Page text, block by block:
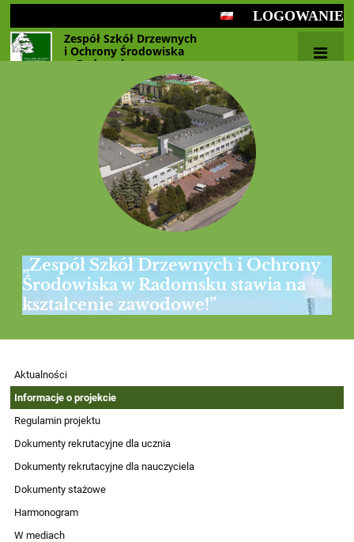
LOGOWANIE
Zespół Szkół Drzewnych
i Ochrony Środowiska
w Radomsku
„Zespół Szkół Drzewnych i Ochrony
Środowiska w Radomsku stawia na
kształcenie zawodowe!”
„Zespół
Szkół
Drzewnych
Ochrony
Środowiska
w
Radomsku
stawia
Aktualności
Informacje o projekcie
Regulamin projektu
Dokumenty rekrutacyjne dla ucznia
Dokumenty rekrutacyjne dla nauczyciela
Dokumenty stażowe
Harmonogram
W mediach